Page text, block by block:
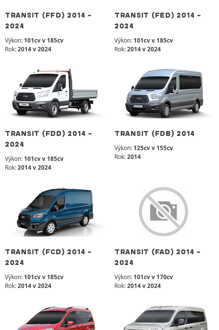
TRANSIT (FFD) 2014 -
2024
Výkon: 101cv v 185cv
Rok:2014 v 2024
TRANSIT (FED) 2014 -
2024
Výkon: 101cv v 185cv
Rok:2014 v 2024
TRANSIT (FDD) 2014 -
2024
Výkon: 101cv v 185cv
Rok:2014 v 2024
TRANSIT (FDB) 2014
Výkon: 125cv v 155cv
Rok:2014
TRANSIT (FCD) 2014 -
2024
Výkon: 101cv v 185cv
Rok:2014 v 2024
TRANSIT (FAD) 2014 -
2024
Výkon: 101cv v 170cv
Rok:2014 v 2024